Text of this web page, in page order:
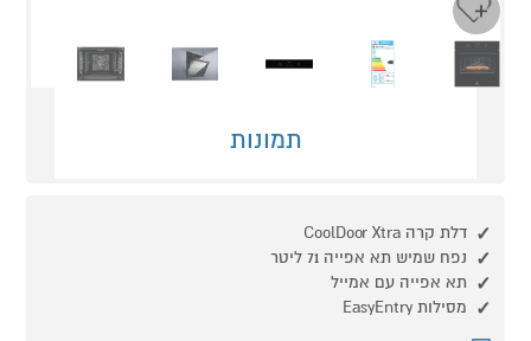
תמונות
דלת קרה CoolDoor Xtra
נפח שמיש תא אפייה 71 ליטר
תא אפייה עם אמייל
מסילות EasyEntry